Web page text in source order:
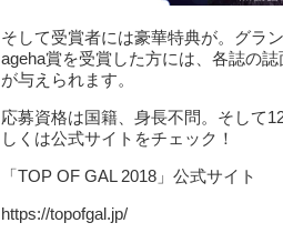
そして受賞者には豪華特典が。グラ
ageha賞を受賞した方には、各誌の
が与えられます。
応募資格は国籍、身長不問。そして
しくは公式サイトをチェック！
「TOP OF GAL 2018」公式サイト
https://topofgal.jp/